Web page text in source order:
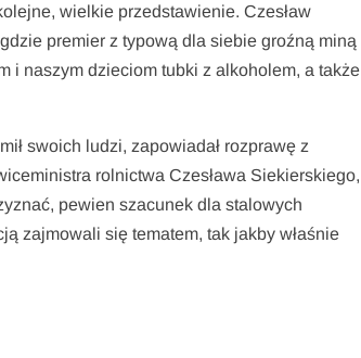
wielkie przedstawienie. Czesław
premier z typową dla siebie groźną miną
i naszym dzieciom tubki z alkoholem, a także
swoich ludzi, zapowiadał rozprawę z
rolnictwa Czesława Siekierskiego,
pewien szacunek dla stalowych
zajmowali się tematem, tak jakby właśnie